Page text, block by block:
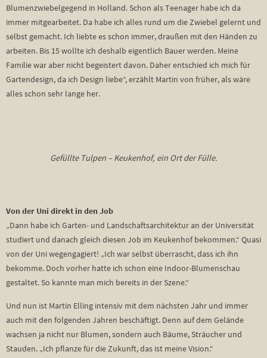
Blumenzwiebelgegend in Holland. Schon als Teenager habe ich da
immer mitgearbeitet. Da habe ich alles rund um die Zwiebel gelernt und
selbst gemacht. Ich liebte es schon immer, draußen mit den Händen zu
arbeiten. Bis 15 wollte ich deshalb eigentlich Bauer werden. Meine
Familie war aber nicht begeistert davon. Daher entschied ich mich für
Gartendesign, da ich Design liebe“, erzählt Martin von früher, als wäre
alles schon sehr lange her.
Gefüllte Tulpen – Keukenhof, ein Ort der Fülle.
Von der Uni direkt in den Job
„Dann habe ich Garten- und Landschaftsarchitektur an der Universität
studiert und danach gleich diesen Job im Keukenhof bekommen.“ Quasi
von der Uni wegengagiert! „Ich war selbst überrascht, dass ich ihn
bekomme. Doch vorher hatte ich schon eine Indoor-Blumenschau
gestaltet. So kannte man mich bereits in der Szene.“
Und nun ist Martin Elling intensiv mit dem nächsten Jahr und immer
auch mit den folgenden Jahren beschäftigt. Denn auf dem Gelände
wachsen ja nicht nur Blumen, sondern auch Bäume, Sträucher und
Stauden. „Ich pflanze für die Zukunft, das ist meine Vision.“